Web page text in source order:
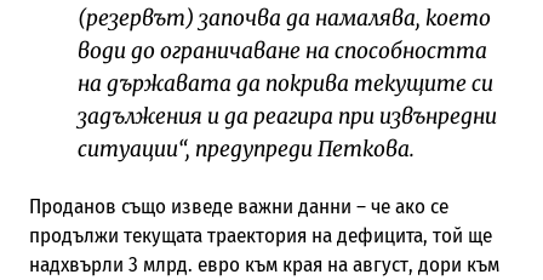
(резервът) започва да намалява, което
води до ограничаване на способността
на държавата да покрива текущите си
задължения и да реагира при извънредни
ситуации“, предупреди Петкова.
Проданов също изведе важни данни – че ако се
продължи текущата траектория на дефицита, той ще
надхвърли 3 млрд. евро към края на август, дори към